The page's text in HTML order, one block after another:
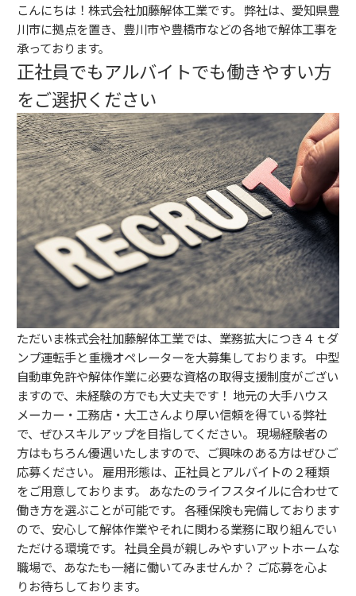
こんにちは！株式会社加藤解体工業です。 弊社は、愛知県豊
川市に拠点を置き、豊川市や豊橋市などの各地で解体工事を
承っております。
正社員でもアルバイトでも働きやすい方
をご選択ください
ただいま株式会社加藤解体工業では、業務拡大につき４ｔダ
ンプ運転手と重機オペレーターを大募集しております。 中型
自動車免許や解体作業に必要な資格の取得支援制度がござい
ますので、未経験の方でも大丈夫です！ 地元の大手ハウス
メーカー・工務店・大工さんより厚い信頼を得ている弊社
で、ぜひスキルアップを目指してください。 現場経験者の
方はもちろん優遇いたしますので、ご興味のある方はぜひご
応募ください。 雇用形態は、正社員とアルバイトの２種類
をご用意しております。 あなたのライフスタイルに合わせて
働き方を選ぶことが可能です。 各種保険も完備しております
ので、安心して解体作業やそれに関わる業務に取り組んでい
ただける環境です。 社員全員が親しみやすいアットホームな
職場で、あなたも一緒に働いてみませんか？ ご応募を心よ
りお待ちしております。